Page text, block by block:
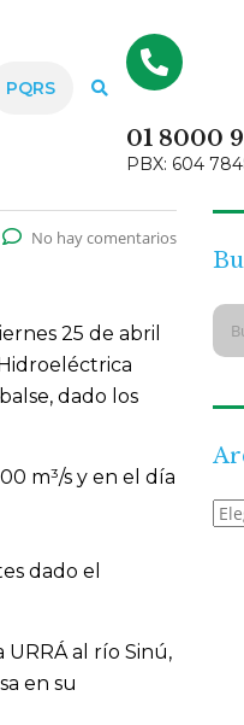
PQRS
01 8000
PBX: 604
No hay comentarios
25 de abril
dado los
m³/s y en el día
dado el
al río Sinú,
en su